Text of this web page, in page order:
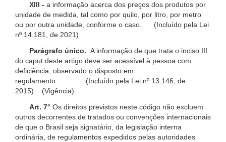
XIII - a informação acerca dos preços dos produtos por
unidade de medida, tal como por quilo, por litro, por metro
ou por outra unidade, conforme o caso. (Incluído pela Lei
nº 14.181, de 2021)
Parágrafo único. A informação de que trata o inciso III
do caput deste artigo deve ser acessível à pessoa com
deficiência, observado o disposto em
regulamento. (Incluído pela Lei nº 13.146, de
2015) (Vigência)
Art. 7° Os direitos previstos neste código não excluem
outros decorrentes de tratados ou convenções internacionais
de que o Brasil seja signatário, da legislação interna
ordinária, de regulamentos expedidos pelas autoridades